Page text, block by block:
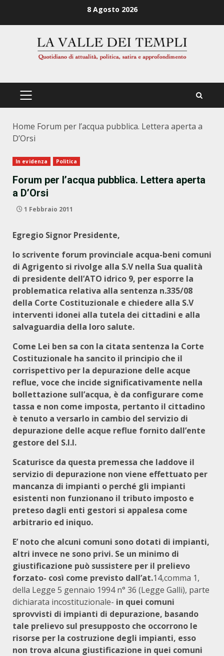
8 Agosto 2026
PRIMÄRES
Home Forum per l’acqua pubblica. Lettera aperta a
D’Orsi
In evidenza Politica
Forum per l’acqua pubblica. Lettera aperta
a D’Orsi
1 Febbraio 2011
Egregio Signor Presidente,
lo scrivente forum provinciale acqua-beni comuni
di Agrigento si rivolge alla S.V nella Sua qualità
di presidente dell’ATO idrico 9, per esporre la
problematica relativa alla sentenza n.335/08
della Corte Costituzionale e chiedere alla S.V
interventi idonei alla tutela dei cittadini e alla
salvaguardia della loro salute.
Come Lei ben sa con la citata sentenza la Corte
Costituzionale ha sancito il principio che il
corrispettivo per la depurazione delle acque
reflue, voce che incide significativamente nella
bollettazione sull’acqua, è da configurare come
tassa e non come imposta, pertanto il cittadino
è tenuto a versarlo in cambio del servizio di
depurazione delle acque reflue fornito dall’ente
gestore del S.I.I.
Scaturisce da questa premessa che laddove il
servizio di depurazione non viene effettuato per
mancanza di impianti o perché gli impianti
esistenti non funzionano il tributo imposto e
preteso dagli enti gestori si appalesa come
arbitrario ed iniquo.
E’ noto che alcuni comuni sono dotati di impianti,
altri invece ne sono privi. Se un minimo di
giustificazione può sussistere per il prelievo
forzato- così come previsto dall’at.14,comma 1,
della Legge 5 gennaio 1994 n° 36 (Legge Galli), parte
dichiarata incostituzionale- in quei comuni
sprovvisti di impianti di depurazione, basando
tale prelievo sul presupposto che occorrono le
risorse per la costruzione degli impianti, esso
non trova alcuna giustificazione in quei comuni